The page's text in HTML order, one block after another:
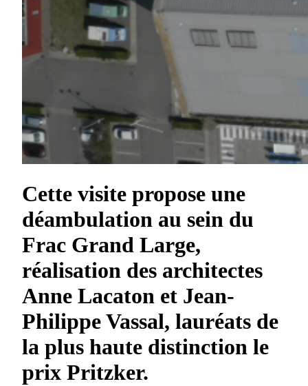
Cette visite propose une
déambulation au sein du
Frac Grand Large,
réalisation des architectes
Anne Lacaton et Jean-
Philippe Vassal, lauréats de
la plus haute distinction le
prix Pritzker.